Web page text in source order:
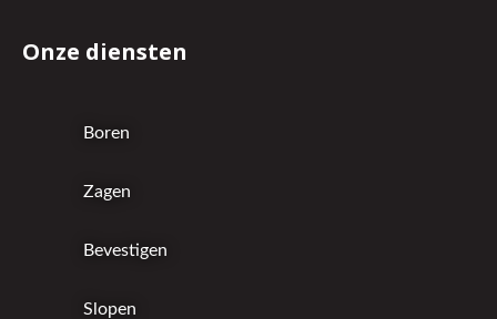
Onze diensten
Boren
Zagen
Bevestigen
Slopen